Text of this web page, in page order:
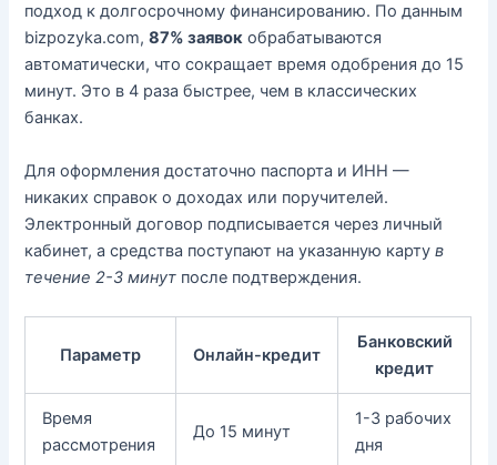
подход к долгосрочному финансированию. По данным
bizpozyka.com,87% заявок обрабатываются
автоматически, что сокращает время одобрения до 15
минут. Это в 4 раза быстрее, чем в классических
банках.
Для оформления достаточно паспорта и ИНН —
никаких справок о доходах или поручителей.
Электронный договор подписывается через личный
кабинет, а средства поступают на указанную картув
течение 2-3 минут после подтверждения.
Параметр Онлайн-кредит
Банковский
кредит
Время
рассмотрения
До 15 минут
1-3 рабочих
дня